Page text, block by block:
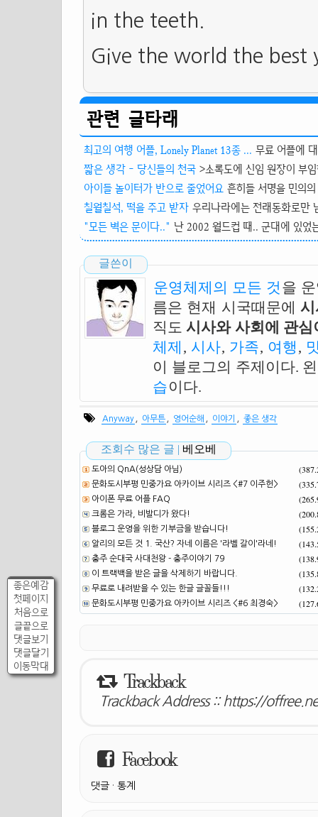
좋은예감
첫페이지
처음으로
글끝으로
댓글보기
댓글달기
이동막대
in the teeth.
Give the world the best
관련 글타래
최고의 여행 어플, Lonely Planet 13종 ... 무료 어플에
짧은 생각 - 당신들의 천국 >소록도에 신임 원장이 부
아이들 놀이터가 반으로 줄었어요 흔히들 서명을 민의
칠월칠석, 떡을 주고 받자 우리나라에는 전래동화로만
"모든 벽은 문이다.." 난 2002 월드컵 때.. 군대에 있었
글쓴이
운영체제의 모든 것 을
름은 현재 시국때문에
직도 시사와 사회에 관
체제 , 시사, 가족, 여행 ,
이 블로그의 주제이다.
습이다.
Anyway 아무튼 영어순해 이야기 좋은 생각
조회수 많은 글 | 베오베
도아의 QnA(성상담 아님)
문화도시부평 민중가요 아카이브 시리즈 <#7 이주헌>
아이폰 무료 어플 FAQ
크롬은 가라, 비발디가 왔다!
블로그 운영을 위한 기부금을 받습니다!
알리의 모든 것 1. 국산? 자네 이름은 '라벨 갈이'라네!
충주 순대국 사대천왕 - 충주이야기 79
이 트랙백을 받은 글을 삭제하기 바랍니다.
무료로 내려받을 수 있는 한글 글꼴들!!!
문화도시부평 민중가요 아카이브 시리즈 <#6 최경숙>
Trackback
Trackback Address :: https://
Facebook
댓글 · 통계